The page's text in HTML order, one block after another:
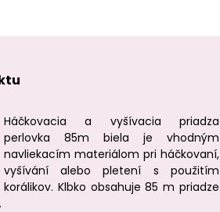
Háčkovacia a vyšívacia priadza
perlovka 85m biela je vhodným
navliekacím materiálom pri háčkovaní,
vyšívání alebo pletení s použitím
korálikov. Klbko obsahuje 85 m priadze